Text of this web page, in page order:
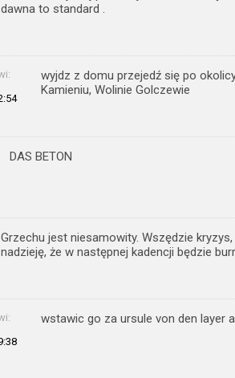
dawna to standard .
wyjdz z domu przejedź się po
Kamieniu, Wolinie Golczewie
DAS BETON
Grzechu jest niesamowity. Wszędzie
nadzieję, że w następnej kadencji będzie
wstawic go za ursule von den layer